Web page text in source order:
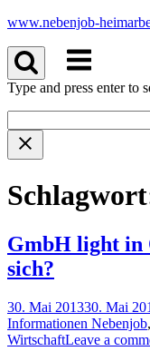
Skip
content
www.nebenjob-
Menu
Type and press enter to
GmbH light in
sich?
30. Mai 201330. Mai
Informationen Nebenjob,
WirtschaftLeave a